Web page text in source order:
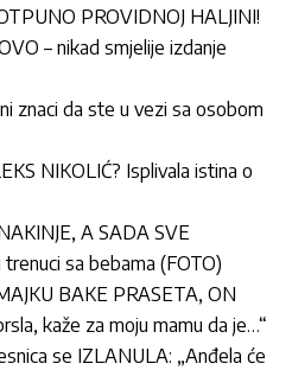
PROVIDNOJ HALJINI!
– nikad smjelije izdanje
znaci da ste u vezi sa osobom
NIKOLIĆ? Isplivala istina o
A SADA SVE
sa bebama (FOTO)
BAKE PRASETA, ON
kaže za moju mamu da je…“
se IZLANULA: „Anđela će